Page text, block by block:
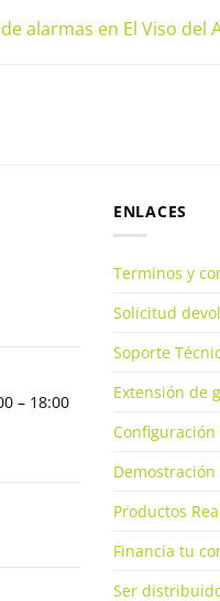
alarmas en El Viso del
– 18:00
ENLACES
Terminos y
Solicitud
Soporte
Extensión de
Configuración
Demostración
Productos
Financia tu
Ser